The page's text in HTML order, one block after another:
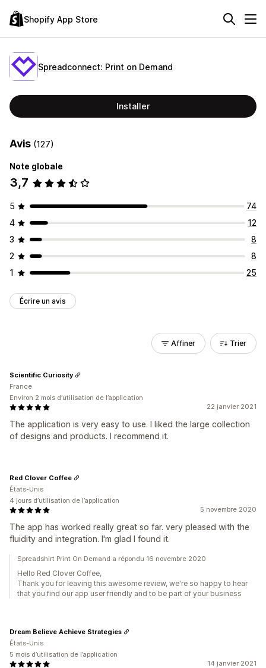
Shopify App Store
Spreadconnect: Print on Demand
Installer
Avis (127)
Note globale
3,7
5
74
4
12
3
8
2
8
1
25
Écrire un avis
Affiner Trier
22 janvier 2021
The application is very easy to use. I liked the large collection
of designs and products. I recommend it.
Scientific Curiosity
France
Environ 2 mois d’utilisation de l’application
5 novembre 2020
The app has worked really great so far. very pleased with the
fluidity and integration. I'm glad I found it.
Red Clover Coffee
États-Unis
4 jours d’utilisation de l’application
Spreadshirt Print On Demand a répondu 16 novembre 2020
Hello Red Clover Coffee,
Thank you for leaving this awesome review, we're so happy to hear
that you find our app user friendly and to be part of your business
14 janvier 2021
Dream Believe Achieve Strategies
États-Unis
5 mois d’utilisation de l’application